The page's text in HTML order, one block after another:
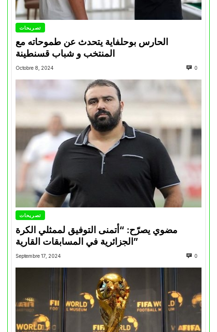
تصريحات
الحارس بوحلفاية يتحدث عن طموحاته مع
المنتخب و شباب قسنطينة
Octobre 8, 2024 0
تصريحات
مضوي يصرّح: “أتمنى التوفيق لممثلي الكرة
الجزائرية في المسابقات القارية”
Septembre 17, 2024 0